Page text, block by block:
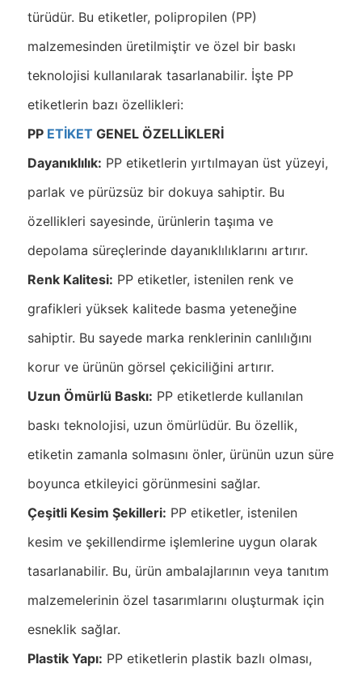
türüdür. Bu etiketler, polipropilen (PP)
malzemesinden üretilmiştir ve özel bir baskı
teknolojisi kullanılarak tasarlanabilir. İşte PP
etiketlerin bazı özellikleri:
PP ETİKET GENEL ÖZELLİKLERİ
Dayanıklılık: PP etiketlerin yırtılmayan üst yüzeyi,
parlak ve pürüzsüz bir dokuya sahiptir. Bu
özellikleri sayesinde, ürünlerin taşıma ve
depolama süreçlerinde dayanıklılıklarını artırır.
Renk Kalitesi: PP etiketler, istenilen renk ve
grafikleri yüksek kalitede basma yeteneğine
sahiptir. Bu sayede marka renklerinin canlılığını
korur ve ürünün görsel çekiciliğini artırır.
Uzun Ömürlü Baskı: PP etiketlerde kullanılan
baskı teknolojisi, uzun ömürlüdür. Bu özellik,
etiketin zamanla solmasını önler, ürünün uzun süre
boyunca etkileyici görünmesini sağlar.
Çeşitli Kesim Şekilleri: PP etiketler, istenilen
kesim ve şekillendirme işlemlerine uygun olarak
tasarlanabilir. Bu, ürün ambalajlarının veya tanıtım
malzemelerinin özel tasarımlarını oluşturmak için
esneklik sağlar.
Plastik Yapı: PP etiketlerin plastik bazlı olması,